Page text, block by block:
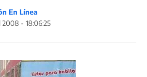
En Línea
2008 - 18:06:25